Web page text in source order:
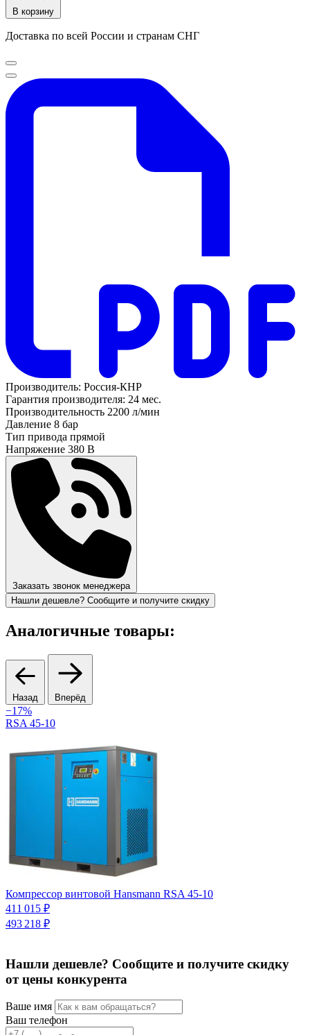
В корзину
Доставка по всей России и странам СНГ
Производитель: Россия-КНР
Гарантия производителя: 24 мес.
Производительность 2200 л/мин
Давление 8 бар
Тип привода прямой
Напряжение 380 В
Заказать звонок менеджера
Нашли дешевле? Сообщите и получите скидку
Аналогичные товары:
Назад Вперёд
−17%
RSA 45-10
Компрессор винтовой Hansmann RSA 45-10
411 015 ₽
493 218 ₽
Нашли дешевле? Сообщите и получите скидку
от цены конкурента
Ваше имя
Ваш телефон